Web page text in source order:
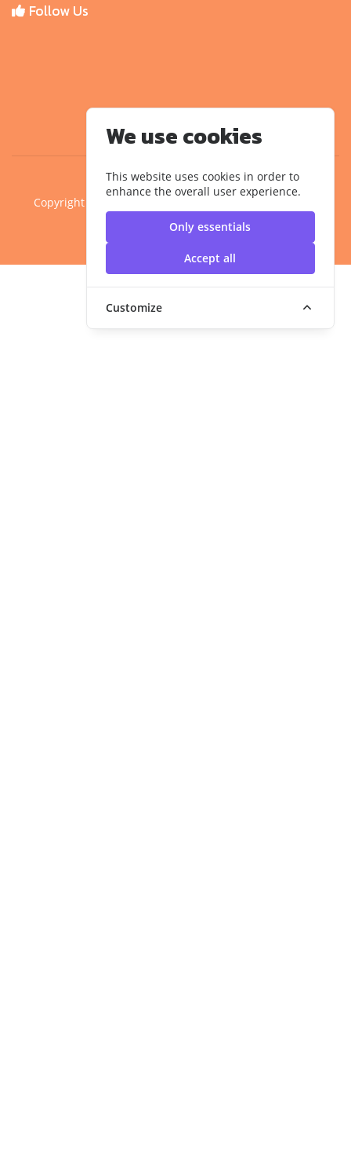
We use cookies
This website uses cookies in order to
enhance the overall user experience.
Only essentials
Accept all
Customize
Follow Us
Copyright ©2020 คณะครุศาสตร์อุตสาหกรรม มหาวิทยาลัย
เทคโนโลยีราชมงคลสุวรรณภูมิ